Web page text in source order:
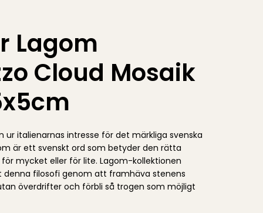
Lagom
Cloud Mosaik
ur italienarnas intresse för det märkliga svenska
är ett svenskt ord som betyder den rätta
mycket eller för lite. Lagom-kollektionen
filosofi genom att framhäva stenens
överdrifter och förbli så trogen som möjligt